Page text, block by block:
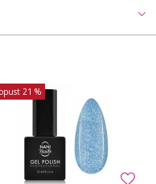
21 %